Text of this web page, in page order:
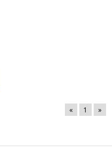
« 1 »